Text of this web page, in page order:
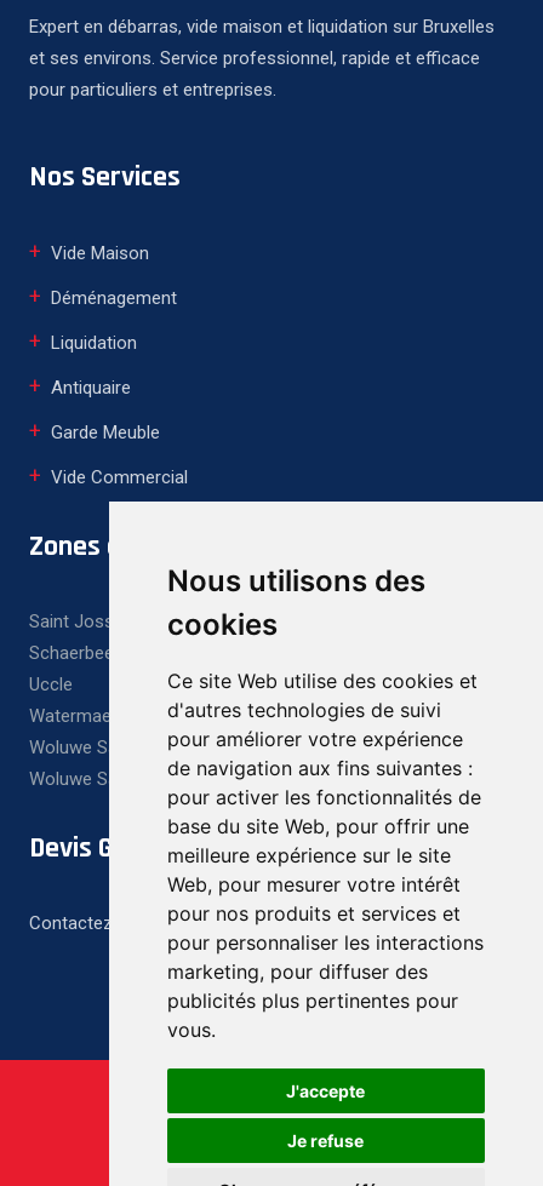
Nous utilisons des
cookies
Ce site Web utilise des cookies et
d'autres technologies de suivi
pour améliorer votre expérience
de navigation aux fins suivantes :
pour activer les fonctionnalités de
base du site Web, pour offrir une
meilleure expérience sur le site
Web, pour mesurer votre intérêt
pour nos produits et services et
pour personnaliser les interactions
marketing, pour diffuser des
publicités plus pertinentes pour
vous.
J'accepte
Je refuse
Expert en débarras, vide maison et liquidation sur Bruxelles
et ses environs. Service professionnel, rapide et efficace
pour particuliers et entreprises.
Nos Services
Vide Maison
Déménagement
Liquidation
Antiquaire
Garde Meuble
Vide Commercial
Zones de Couverture
Saint Josse Ten Noode
Schaerbeek
Uccle
Watermael Boitsfort
Woluwe Saint Lambert
Woluwe Saint Pierre
Devis Gratuit
Contactez-nous pour un devis gratuit et personnalisé